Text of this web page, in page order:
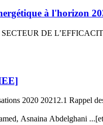
à l'horizon
2020 20212.1 Rappel
Auteur : Guerraoui Driss, Abou